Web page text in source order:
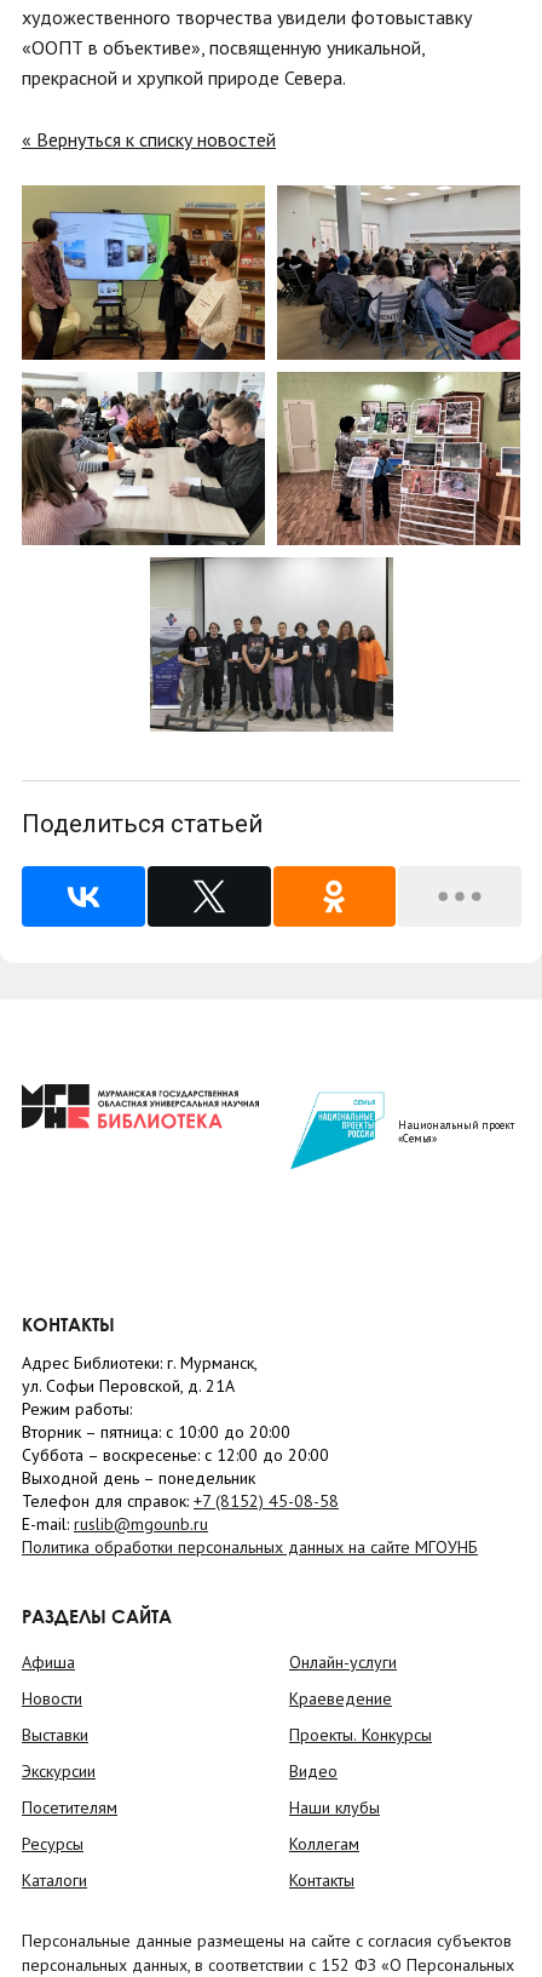
художественного творчества увидели фотовыставку
«ООПТ в объективе», посвященную уникальной,
прекрасной и хрупкой природе Севера.
« Вернуться к списку новостей
Поделиться статьей
Национальный проект
«Семья»
КОНТАКТЫ
Адрес Библиотеки: г. Мурманск,
ул. Софьи Перовской, д. 21А
Режим работы:
Вторник – пятница: с 10:00 до 20:00
Суббота – воскресенье: c 12:00 до 20:00
Выходной день – понедельник
Телефон для справок: +7 (8152) 45-08-58
E-mail: ruslib@mgounb.ru
Политика обработки персональных данных на сайте МГОУНБ
РАЗДЕЛЫ САЙТА
Афиша
Новости
Выставки
Экскурсии
Посетителям
Ресурсы
Каталоги
Онлайн-услуги
Краеведение
Проекты. Конкурсы
Видео
Наши клубы
Коллегам
Контакты
Персональные данные размещены на сайте с согласия субъектов
персональных данных, в соответствии с 152 ФЗ «О Персональных